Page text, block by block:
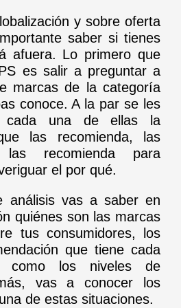
y sobre oferta
saber si tienes
afuera. Lo primero que
es salir a preguntar a
marcas de la categoría
conoce. A la par se les
cada una de ellas la
las recomienda, las
recomienda para
el por qué.
análisis vas a saber en
quiénes son las marcas
tus consumidores, los
que tiene cada
como los niveles de
vas a conocer los
de estas situaciones.